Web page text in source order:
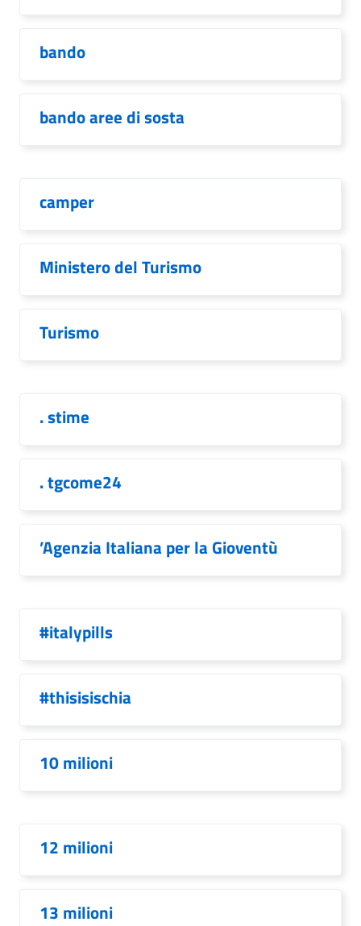
bando
bando aree di sosta
camper
Ministero del Turismo
Turismo
. stime
. tgcome24
’Agenzia Italiana per la Gioventù
#italypills
#thisisischia
10 milioni
12 milioni
13 milioni